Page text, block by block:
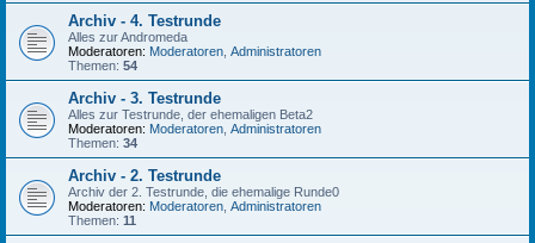
Archiv - 4. Testrunde
Alles zur Andromeda
Moderatoren: Moderatoren Administratoren
Themen: 54
Archiv - 3. Testrunde
Alles zur Testrunde, der ehemaligen Beta2
Moderatoren: Moderatoren Administratoren
Themen: 34
Archiv - 2. Testrunde
Archiv der 2. Testrunde, die ehemalige Runde0
Moderatoren: Moderatoren Administratoren
Themen: 11